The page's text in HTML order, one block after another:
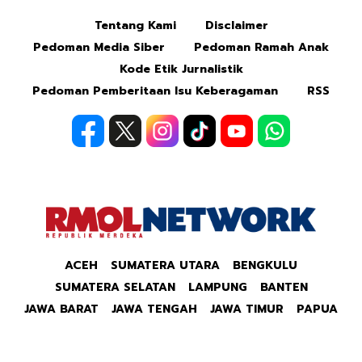
Tentang Kami
Disclaimer
Pedoman Media Siber
Pedoman Ramah Anak
Kode Etik Jurnalistik
Pedoman Pemberitaan Isu Keberagaman
RSS
ACEH SUMATERA UTARA
BENGKULU
SUMATERA SELATAN
LAMPUNG
BANTEN
JAWA BARAT
JAWA TENGAH JAWA TIMUR PAPUA